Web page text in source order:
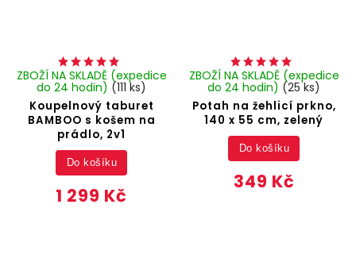
Koupelnový taburet
BAMBOO s košem na
prádlo, 2v1
ZBOŽÍ NA SKLADĚ (expedice
do 24 hodin) (111 ks)
1 299 Kč
Do košíku
Potah na žehlicí prkno,
140 x 55 cm, zelený
ZBOŽÍ NA SKLADĚ (expedice
do 24 hodin) (25 ks)
349 Kč
Do košíku